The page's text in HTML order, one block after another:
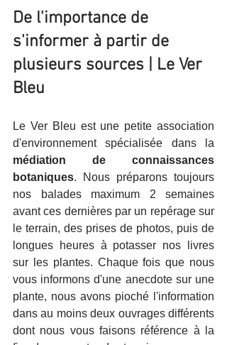
De l'importance de
s'informer à partir de
plusieurs sources | Le Ver
Bleu
Le Ver Bleu est une petite association
médiation de connaissances
botaniques. Nous préparons toujours
nos balades maximum 2 semaines
avant ces dernières par un repérage sur
le terrain, des prises de photos, puis de
longues heures à potasser nos livres
sur les plantes. Chaque fois que nous
vous informons d'une anecdote sur une
plante, nous avons pioché l'information
dans au moins deux ouvrages différents
dont nous vous faisons référence à la